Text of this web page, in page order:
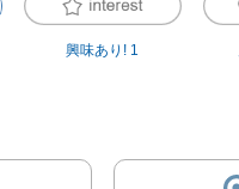
興味あり! 1